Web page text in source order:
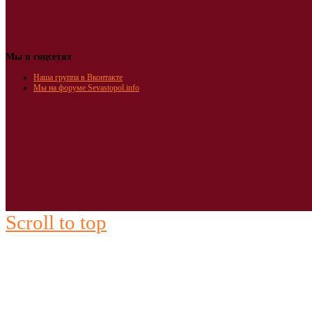
Мы в соцсетях
Наша группа в Вконтакте
Мы на форуме Sevastopol.info
Scroll to top